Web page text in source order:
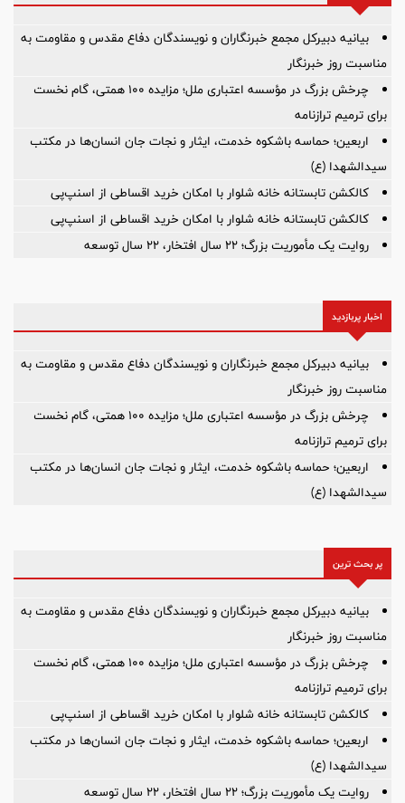
بیانیه دبیرکل مجمع خبرنگاران و نویسندگان دفاع مقدس و مقاومت به
مناسبت روز خبرنگار
چرخش بزرگ در مؤسسه اعتباری ملل؛ مزایده ۱۰۰ همتی، گام نخست
برای ترمیم ترازنامه
اربعین؛ حماسه باشکوه خدمت، ایثار و نجات جان انسان‌ها در مکتب
سیدالشهدا (ع)
کالکشن تابستانه خانه شلوار با امکان خرید اقساطی از اسنپ‌پی
کالکشن تابستانه خانه شلوار با امکان خرید اقساطی از اسنپ‌پی
روایت یک مأموریت بزرگ؛ ۲۲ سال افتخار، ۲۲ سال توسعه
اخبار پربازدید
بیانیه دبیرکل مجمع خبرنگاران و نویسندگان دفاع مقدس و مقاومت به
مناسبت روز خبرنگار
چرخش بزرگ در مؤسسه اعتباری ملل؛ مزایده ۱۰۰ همتی، گام نخست
برای ترمیم ترازنامه
اربعین؛ حماسه باشکوه خدمت، ایثار و نجات جان انسان‌ها در مکتب
سیدالشهدا (ع)
پر بحث ترین
بیانیه دبیرکل مجمع خبرنگاران و نویسندگان دفاع مقدس و مقاومت به
مناسبت روز خبرنگار
چرخش بزرگ در مؤسسه اعتباری ملل؛ مزایده ۱۰۰ همتی، گام نخست
برای ترمیم ترازنامه
کالکشن تابستانه خانه شلوار با امکان خرید اقساطی از اسنپ‌پی
اربعین؛ حماسه باشکوه خدمت، ایثار و نجات جان انسان‌ها در مکتب
سیدالشهدا (ع)
روایت یک مأموریت بزرگ؛ ۲۲ سال افتخار، ۲۲ سال توسعه